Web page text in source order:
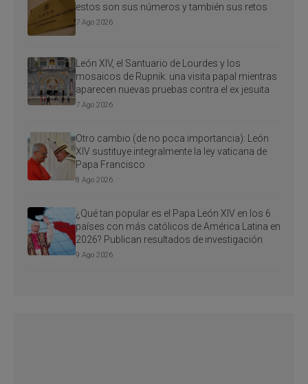
estos son sus números y también sus retos
7 Ago 2026
León XIV, el Santuario de Lourdes y los
mosaicos de Rupnik: una visita papal mientras
aparecen nuevas pruebas contra el ex jesuita
7 Ago 2026
Otro cambio (de no poca importancia): León
XIV sustituye integralmente la ley vaticana de
Papa Francisco
8 Ago 2026
¿Qué tan popular es el Papa León XIV en los 6
países con más católicos de América Latina en
2026? Publican resultados de investigación
9 Ago 2026